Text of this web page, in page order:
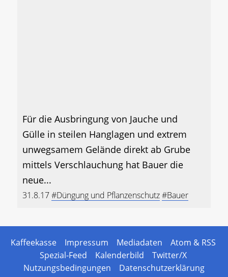
Für die Ausbringung von Jauche und
Gülle in steilen Hanglagen und extrem
unwegsamem Gelände direkt ab Grube
mittels Verschlauchung hat Bauer die
neue...
31.8.17#Düngung und Pflanzenschutz#Bauer
Kaffeekasse Impressum Mediadaten
Atom & RSS
Spezial-Feed
Kalenderbild
Twitter/X
Nutzungsbedingungen
Datenschutzerklärung